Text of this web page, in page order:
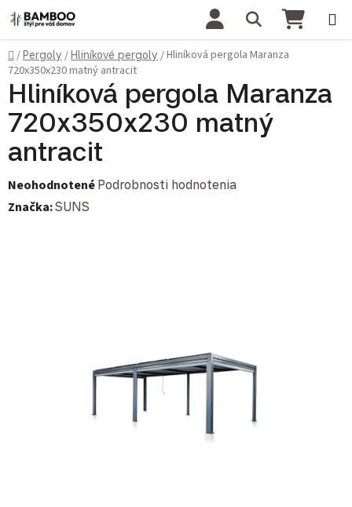
Prejsť na obsah Hľadať
Domov
/Pergoly /Hliníkové pergoly /Hliníková pergola Maranza
720x350x230 matný antracit
Hliníková pergola Maranza
720x350x230 matný
antracit
Priemerné hodnotenie produktu je 0,0 z 5 hviezdičiek.
Neohodnotené Podrobnosti hodnotenia
Značka:SUNS